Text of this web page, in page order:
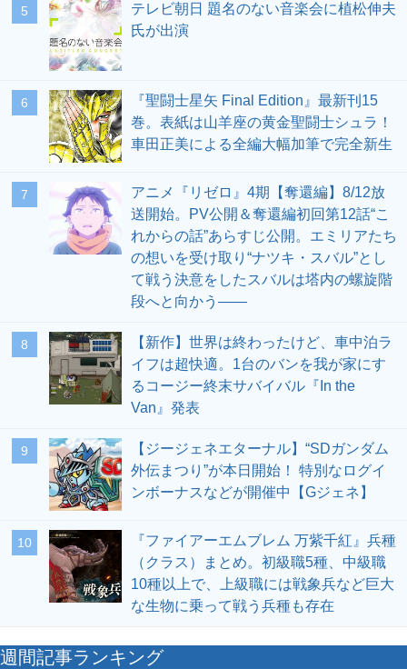
5
テレビ朝日 題名のない音楽会に植松伸夫
氏が出演
6
『聖闘士星矢 Final Edition』最新刊15
巻。表紙は山羊座の黄金聖闘士シュラ！
車田正美による全編大幅加筆で完全新生
7
アニメ『リゼロ』4期【奪還編】8/12放
送開始。PV公開＆奪還編初回第12話“こ
れからの話”あらすじ公開。エミリアたち
の想いを受け取り“ナツキ・スバル”とし
て戦う決意をしたスバルは塔内の螺旋階
段へと向かう――
8
【新作】世界は終わったけど、車中泊ラ
イフは超快適。1台のバンを我が家にす
るコージー終末サバイバル『In the
Van』発表
9
【ジージェネエターナル】“SDガンダム
外伝まつり”が本日開始！ 特別なログイ
ンボーナスなどが開催中【Gジェネ】
10
『ファイアーエムブレム 万紫千紅』兵種
（クラス）まとめ。初級職5種、中級職
10種以上で、上級職には戦象兵など巨大
な生物に乗って戦う兵種も存在
週間記事ランキング